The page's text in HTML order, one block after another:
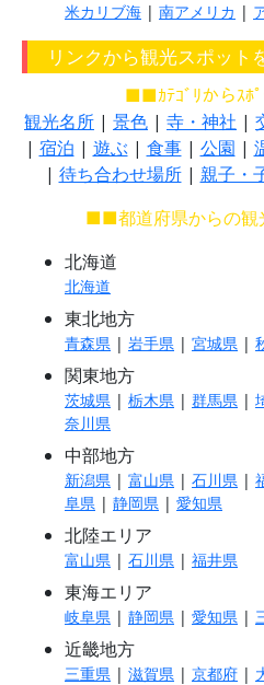
米カリブ海 | 南アメリカ |
リンクから観光スポット
■■ｶﾃｺﾞﾘからｽﾎ
観光名所 | 景色 | 寺・神社 |
| 宿泊 | 遊ぶ| 食事| 公園 |
| 待ち合わせ場所| 親子・
■■都道府県からの
北海道
北海道
東北地方
青森県 | 岩手県 | 宮城県 |
関東地方
茨城県 | 栃木県 | 群馬県 |
奈川県
中部地方
新潟県 | 富山県 | 石川県 |
阜県 | 静岡県 | 愛知県
北陸エリア
富山県 | 石川県 | 福井県
東海エリア
岐阜県 | 静岡県 | 愛知県 |
近畿地方
三重県 | 滋賀県 | 京都府 |